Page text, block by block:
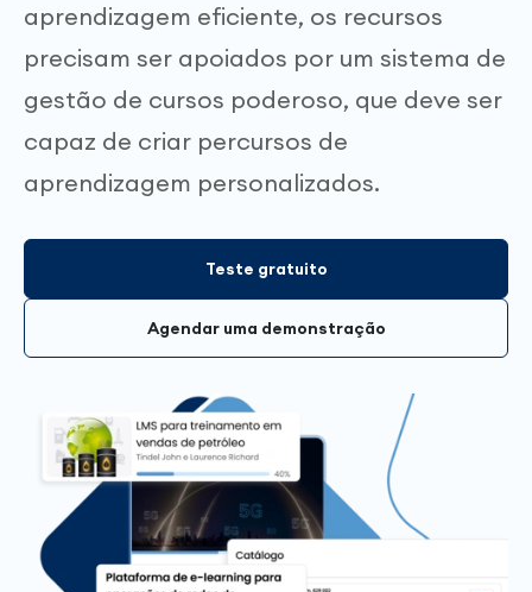
aprendizagem eficiente, os recursos
precisam ser apoiados por um sistema de
gestão de cursos poderoso, que deve ser
capaz de criar percursos de
aprendizagem personalizados.
Teste gratuito
Agendar uma demonstração